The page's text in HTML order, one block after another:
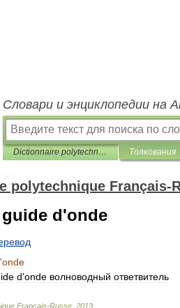
Словари и энциклопедии на
Dictionnaire polytechnique Français-Russe Толкования
polytechnique Français-
d'onde
'onde
d'onde волноводный ответвитель
Français-Russe 2013